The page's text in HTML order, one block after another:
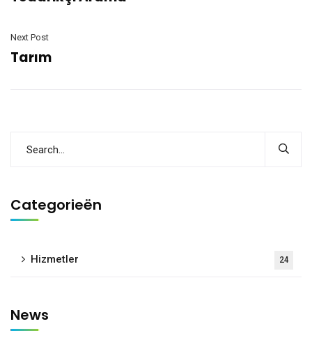
Next Post
Tarım
Categorieën
Hizmetler 24
News